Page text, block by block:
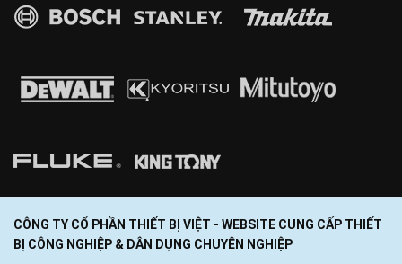
CÔNG TY CỔ PHẦN THIẾT BỊ VIỆT - WEBSITE CUNG CẤP THIẾT
BỊ CÔNG NGHIỆP & DÂN DỤNG CHUYÊN NGHIỆP